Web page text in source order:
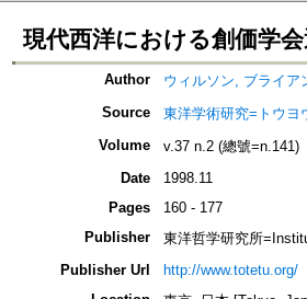
現代西洋における創価学
Author
ウィルソン, ブライア
Source
東洋学術研究=トウヨ
Volume
v.37 n.2 (總號=n.141)
Date
1998.11
Pages
160 - 177
Publisher
東洋哲学研究所
Publisher Url
http://www.totetu.org/